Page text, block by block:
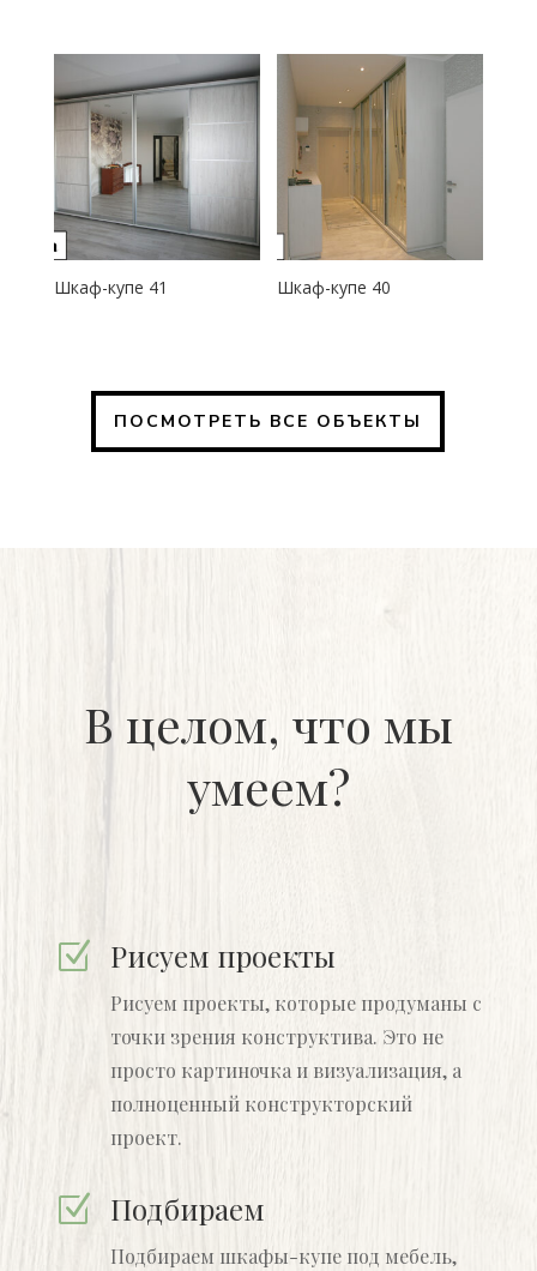
Шкаф-купе 41 Шкаф-купе 40
ПОСМОТРЕТЬ ВСЕ ОБЪЕКТЫ
В целом, что мы
умеем?
Z Рисуем проекты
Рисуем проекты, которые продуманы с
точки зрения конструктива. Это не
просто картиночка и визуализация, а
полноценный конструкторский
проект.
Z Подбираем
Подбираем шкафы-купе под мебель,